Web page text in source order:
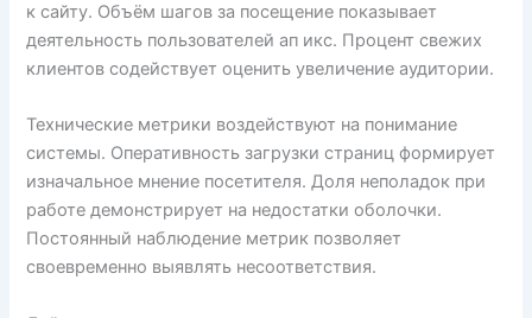
к сайту. Объём шагов за посещение показывает
деятельность пользователей ап икс. Процент свежих
клиентов содействует оценить увеличение аудитории.
Технические метрики воздействуют на понимание
системы. Оперативность загрузки страниц формирует
изначальное мнение посетителя. Доля неполадок при
работе демонстрирует на недостатки оболочки.
Постоянный наблюдение метрик позволяет
своевременно выявлять несоответствия.